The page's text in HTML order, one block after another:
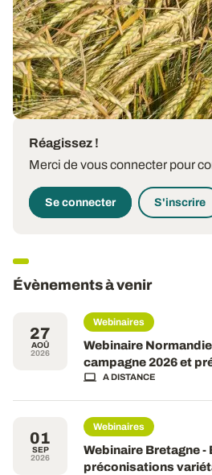
Retrouvez tous les résultats
campagne et nos préconisations
13 FÉVR. 2026
Réagissez !
Merci de vous connecter pour
Se connecter S'inscrire
Évènements à venir
27
AOÛ
2026
Webinaires
Webinaire
campagne 2026 et
A DISTANCE
01
SEP
2026
Webinaires
Webinaire Bretagne -
préconisations